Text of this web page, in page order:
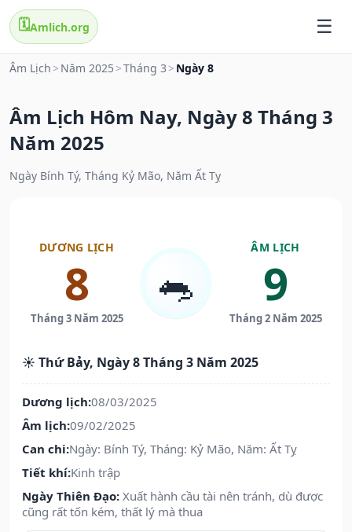
🗓️Amlich.org
Âm Lịch > Năm 2025 >Tháng 3 > Ngày 8
Âm Lịch Hôm Nay, Ngày 8 Tháng 3
Năm 2025
Ngày Bính Tý, Tháng Kỷ Mão, Năm Ất Tỵ
DƯƠNG LỊCH
8
Tháng 3 Năm 2025
🐀
ÂM LỊCH
9
Tháng 2 Năm 2025
☀️ Thứ Bảy, Ngày 8 Tháng 3 Năm 2025
Dương lịch:08/03/2025
Âm lịch:09/02/2025
Can chi:Ngày: Bính Tý, Tháng: Kỷ Mão, Năm: Ất Tỵ
Tiết khí:Kinh trập
Ngày Thiên Đạo: Xuất hành cầu tài nên tránh, dù được
cũng rất tốn kém, thất lý mà thua